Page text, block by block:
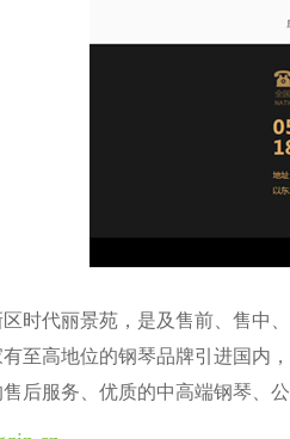
时代丽景苑，是及售前、售中
至高地位的钢琴品牌引进国内
后服务、优质的中高端钢琴、